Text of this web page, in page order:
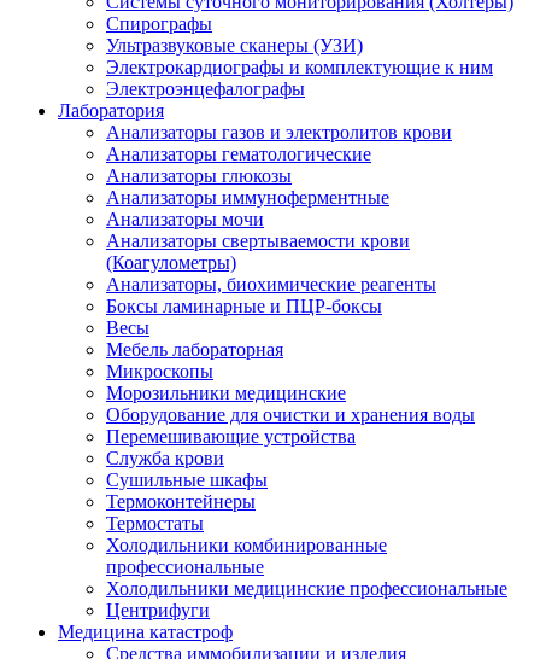
Спирографы
Ультразвуковые сканеры (УЗИ)
Электрокардиографы и комплектующие к ним
Электроэнцефалографы
Лаборатория
Анализаторы газов и электролитов крови
Анализаторы гематологические
Анализаторы глюкозы
Анализаторы иммуноферментные
Анализаторы мочи
Анализаторы свертываемости крови
(Коагулометры)
Анализаторы, биохимические реагенты
Боксы ламинарные и ПЦР-боксы
Весы
Мебель лабораторная
Микроскопы
Морозильники медицинские
Оборудование для очистки и хранения воды
Перемешивающие устройства
Служба крови
Сушильные шкафы
Термоконтейнеры
Термостаты
Холодильники комбинированные
профессиональные
Холодильники медицинские профессиональные
Центрифуги
Медицина катастроф
Средства иммобилизации и изделия